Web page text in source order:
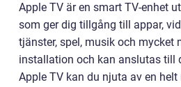
Apple TV är en smart TV-enhet
som ger dig tillgång till appar,
tjänster, spel, musik och mycket
installation och kan anslutas till
Apple TV kan du njuta av en helt